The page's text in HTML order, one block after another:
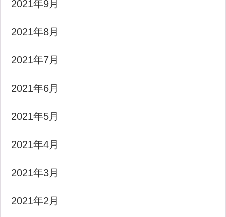
2021年9月
2021年8月
2021年7月
2021年6月
2021年5月
2021年4月
2021年3月
2021年2月